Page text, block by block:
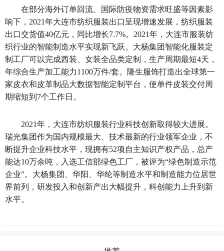
在部分海外订单回流、国际防疫物资需求旺盛等因素影
响下，2021年大连市纺织服装出口呈现增速发展，纺织服装
出口交货值40亿元，同比增长7.7%。2021年，大连市服装纺
织行业的智能制造水平实现新飞跃。大杨集团智能化服装定
制工厂可以完成西装、女装全品类定制，生产周期最短4天，
年综合生产加工能力1100万件/套。隆生服饰打造出全球第一
家皮衣和皮革制品大数据智能定制平台，使单件皮装交付周
期缩短到7个工作日。
2021年，大连市纺织服装行业科技创新取得较大进展。
瑞光集团作为国内规模最大、技术最新的行业领军企业，不
断提升企业科技水平，现拥有52项自主知识产权产品，总产
能达10万余吨，入选工信部绿色工厂，被评为“绿色制造示范
企业”。大杨集团、华阳、华纶等制造水平和制造能力位居世
界前列，研发投入和创新产出大幅提升，科创能力上升到新
水平。